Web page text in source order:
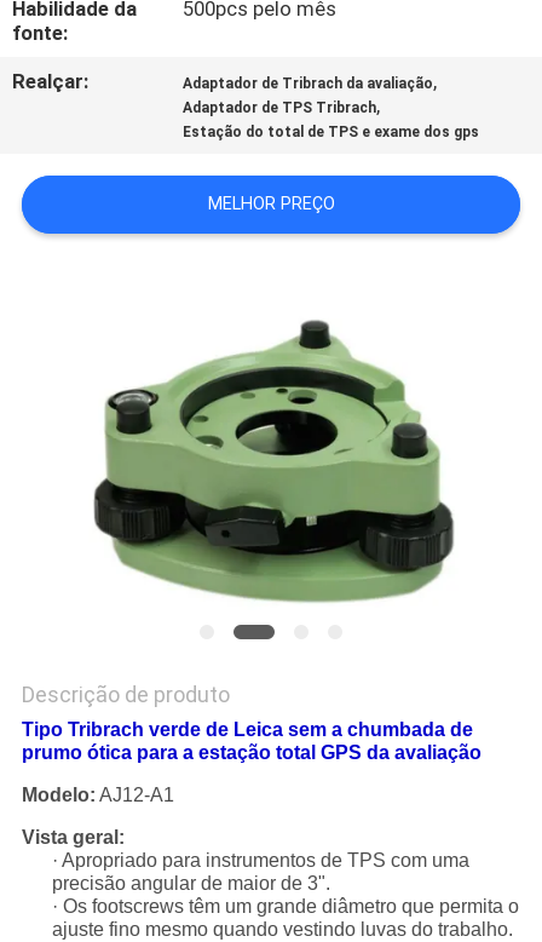
UMAS
CITAÇÕES
DO
SITE
Habilidade da
fonte:
500pcs pelo mês
Realçar: Adaptador de Tribrach da avaliação,
Adaptador de TPS Tribrach,
Estação do total de TPS e exame dos gps
MELHOR PREÇO
Descrição de produto
Tipo Tribrach verde de Leica sem a chumbada de
prumo ótica para a estação total GPS da avaliação
Modelo: AJ12-A1
Vista geral:
· Apropriado para instrumentos de TPS com uma
precisão angular de maior de 3".
· Os footscrews têm um grande diâmetro que permita o
ajuste fino mesmo quando vestindo luvas do trabalho.